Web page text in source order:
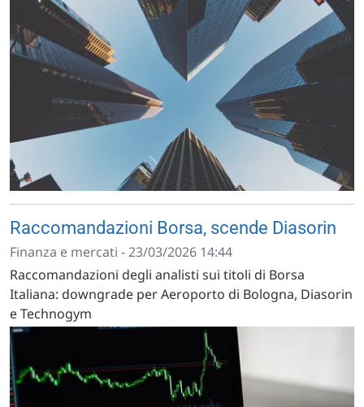
Raccomandazioni Borsa, scende Diasorin
Finanza e mercati - 23/03/2026 14:44
Raccomandazioni degli analisti sui titoli di Borsa
Italiana: downgrade per Aeroporto di Bologna, Diasorin
e Technogym